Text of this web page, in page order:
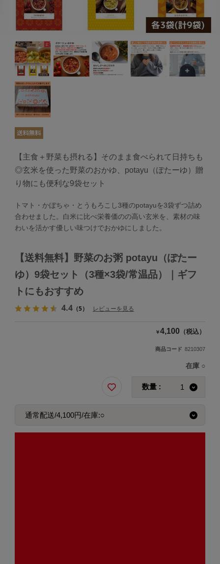
【主食＋野菜も摂れる】そのまま食べられて日持ちも
◎玄米を使った野菜のおかゆ、potayu（ぽたーゆ）贈
り物にも便利な9袋セット
トマト・かぼちゃ・とうもろこし3種のpotayuを3袋ずつ詰め
合わせました。白米に比べ栄養価のの高い玄米を、素材の味
わいを活かす優しい味つけでおかゆにしました。
【送料無料】野菜のお粥 potayu（ぽたー
ゆ）9袋セット（3種×3袋/常温品）｜ギフ
トにもおすすめ
4.4（5） レビューを見る
￥4,100 （税込）
商品コード 8210307
在庫 ○
数量 :